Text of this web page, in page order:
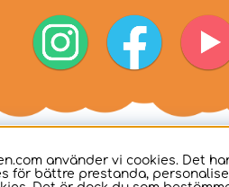
använder vi cookies. Det
för bättre prestanda,